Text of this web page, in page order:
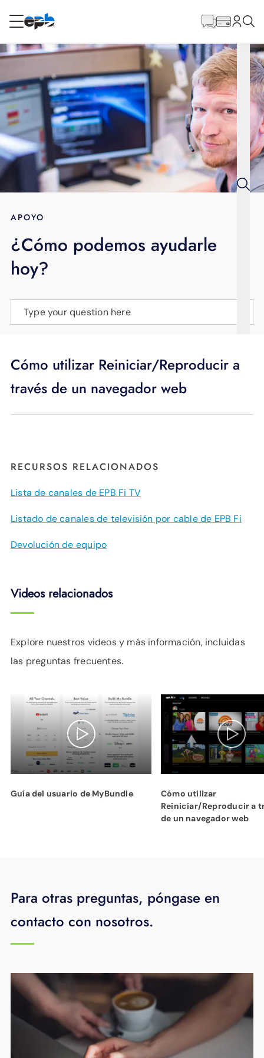
RESIDENCIAL
Internet
Energía
Televisión
BLOG
APOYO
principal
APOYO
¿Cómo podemos ayudarle
hoy?
Type your question here
Cómo utilizar Reiniciar/Reproducir a
través de un navegador web
RECURSOS RELACIONADOS
Lista de canales de EPB Fi TV
Listado de canales de televisión por cable de EPB Fi
Devolución de equipo
Videos relacionados
Explore nuestros videos y más información, incluidas
las preguntas frecuentes.
Guía del usuario de MyBundle
Cómo utilizar
Reiniciar/Reproducir a
de un navegador web
Para otras preguntas, póngase en
contacto con nosotros.